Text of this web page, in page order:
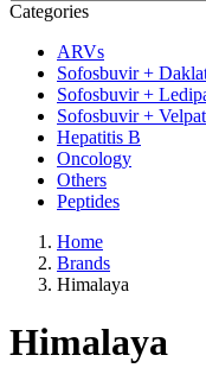
Categories
ARVs
Sofosbuvir +
Sofosbuvir +
Sofosbuvir +
Hepatitis B
Oncology
Others
Peptides
Home
Brands
Himalaya
Himalaya